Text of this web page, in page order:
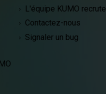
L'équipe KUMO recrute
Contactez-nous
Signaler un bug